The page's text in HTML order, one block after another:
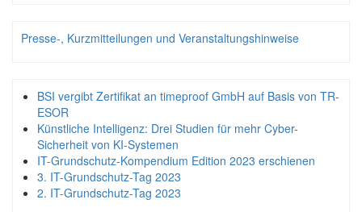
Presse-, Kurzmitteilungen und Veranstaltungshinweise
BSI vergibt Zertifikat an timeproof GmbH auf Basis von TR-
ESOR
Künstliche Intelligenz: Drei Studien für mehr Cyber-
Sicherheit von KI-Systemen
IT-Grundschutz-Kompendium Edition 2023 erschienen
3. IT-Grundschutz-Tag 2023
2. IT-Grundschutz-Tag 2023